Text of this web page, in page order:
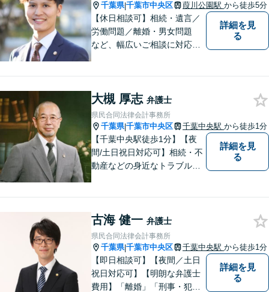
千葉県|千葉市中央区 葭川公園駅 から徒歩5分
【休日相談可】相続・遺言／
労働問題／離婚・男女問題
など、幅広いご相談に対応。
な内容の紛争も、事務所一丸
となり解決までサポート【葭
川公園駅5分】
詳細を見
る
大槻 厚志 弁護士
県民合同法律会計事務所
千葉県|千葉市中央区 千葉中央駅 から徒歩1分
【千葉中央駅徒歩1分】【夜
間/土日祝日対応可】相続・不
動産などの身近なトラブルに
え全力で実行します。まずは
ご相談ください。
詳細を見
る
古海 健一 弁護士
県民合同法律会計事務所
千葉県|千葉市中央区 千葉中央駅 から徒歩1分
【即日相談可】【夜間／土日
祝日対応可】【明朗な弁護士
費用】「離婚」「刑事・犯罪
詳細を見
る